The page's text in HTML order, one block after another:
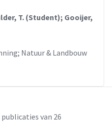
T. (Student); Gooijer,
Natuur & Landbouw
van 26